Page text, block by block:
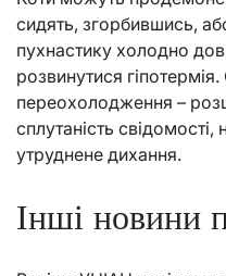
сидять, згорбившись,
пухнастику холодно
розвинутися
переохолодження –
сплутаність
утруднене дихання.
Інші новини